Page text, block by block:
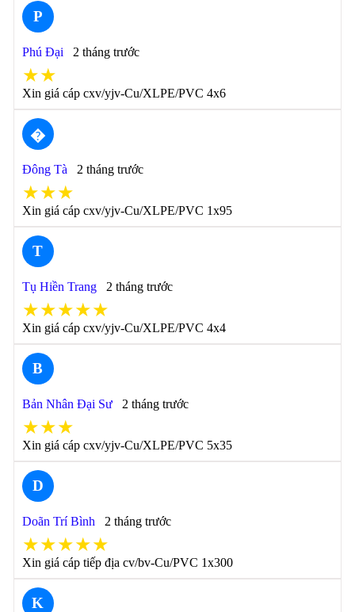
P
Phú Đại 2 tháng trước
★★
Xin giá cáp cxv/yjv-Cu/XLPE/PVC 4x6
�
Đông Tà 2 tháng trước
★★★
Xin giá cáp cxv/yjv-Cu/XLPE/PVC 1x95
T
Tụ Hiền Trang 2 tháng trước
★★★★★
Xin giá cáp cxv/yjv-Cu/XLPE/PVC 4x4
B
Bản Nhân Đại Sư 2 tháng trước
★★★
Xin giá cáp cxv/yjv-Cu/XLPE/PVC 5x35
D
Doãn Trí Bình 2 tháng trước
★★★★★
Xin giá cáp tiếp địa cv/bv-Cu/PVC 1x300
K